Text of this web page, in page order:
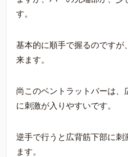
す。
基本的に順手で握るのですが
来ます。
尚このベントラットバーは、
に刺激が入りやすいです。
逆手で行うと広背筋下部に刺
ます。